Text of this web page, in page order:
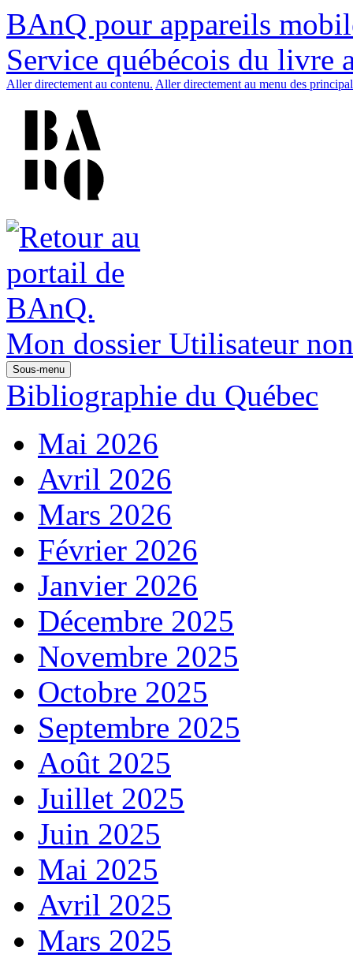
BAnQ pour appareils
Service québécois du livre
Aller directement au contenu. Aller directement au menu des
Mon dossier Utilisateur
Sous-menu
Bibliographie du Québec
Mai 2026
Avril 2026
Mars 2026
Février 2026
Janvier 2026
Décembre 2025
Novembre 2025
Octobre 2025
Septembre 2025
Août 2025
Juillet 2025
Juin 2025
Mai 2025
Avril 2025
Mars 2025